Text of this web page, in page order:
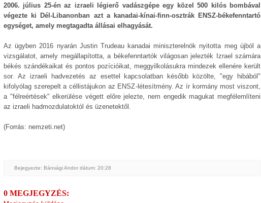
2006. július 25-én az izraeli légierő vadászgépe egy közel 500 kilós bombával
végezte ki Dél-Libanonban azt a kanadai-kínai-finn-osztrák ENSZ-békefenntartó
egységet, amely megtagadta állásai elhagyását.
Az ügyben 2016 nyarán Justin Trudeau kanadai miniszterelnök nyitotta meg újból a
vizsgálatot, amely megállapította, a békefenntartók világosan jelezték Izrael számára
békés szándékaikat és pontos pozícióikat, meggyilkolásukra mindezek ellenére került
sor. Az izraeli hadvezetés az esettel kapcsolatban később közölte, "egy hibából"
kifolyólag szerepelt a céllistájukon az ENSZ-létesítmény. Az ír kormány most viszont,
a "félreértések" elkerülése végett előre jelezte, nem engedik magukat megfélemlíteni
az izraeli hadmozdulatoktól és üzenetektől.
(Forrás: nemzeti.net)
Bejegyezte: Bánsági Andor dátum: 20:28
0 MEGJEGYZÉS: